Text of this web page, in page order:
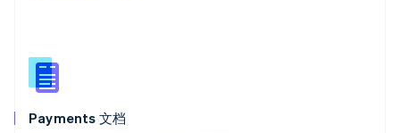
Payments 文档
新西兰
English
匈牙利
English